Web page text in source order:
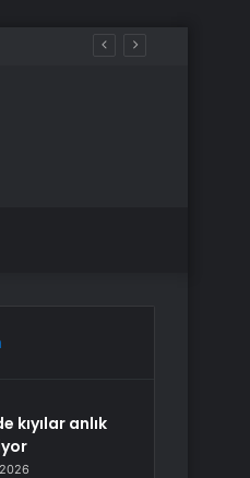
kıyılar anlık